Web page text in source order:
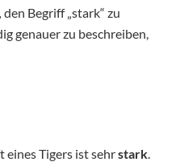
den Begriff „stark“ zu
genauer zu beschreiben,
eines Tigers ist sehrstark.